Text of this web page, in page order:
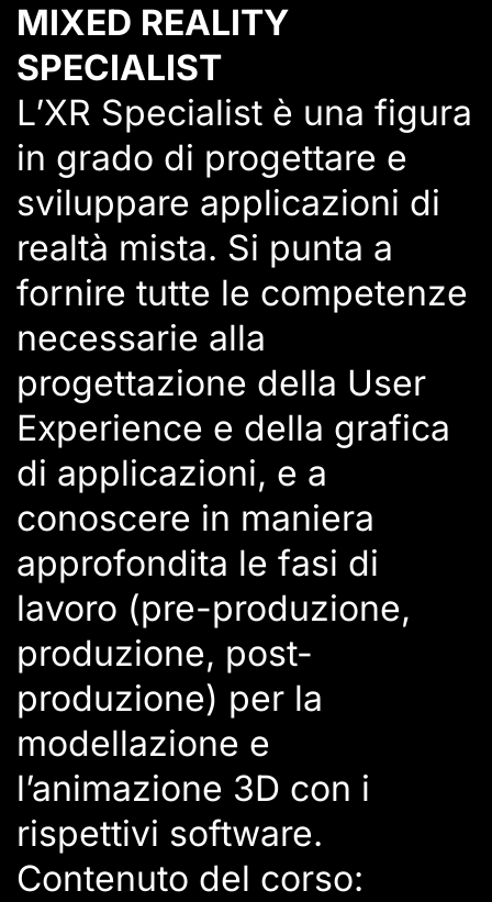
MIXED REALITY
SPECIALIST
L’XR Specialist è una figura
in grado di progettare e
sviluppare applicazioni di
realtà mista. Si punta a
fornire tutte le competenze
necessarie alla
progettazione della User
Experience e della grafica
di applicazioni, e a
conoscere in maniera
approfondita le fasi di
lavoro (pre-produzione,
produzione, post-
produzione) per la
modellazione e
l’animazione 3D con i
rispettivi software.
Contenuto del corso: